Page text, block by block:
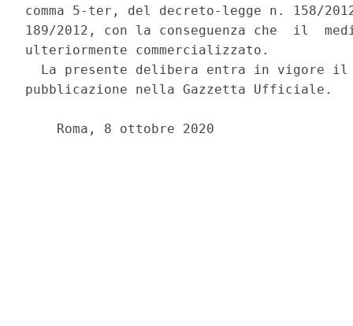
comma 5-ter, del decreto-legge n. 158/
189/2012, con la conseguenza che  il
ulteriormente commercializzato.
La presente delibera entra in vigore
pubblicazione nella Gazzetta Ufficiale.
    Roma, 8 ottobre 2020